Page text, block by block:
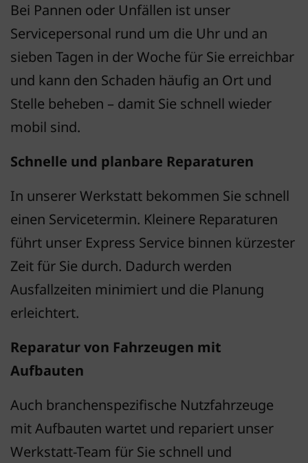
Bei Pannen oder Unfällen ist unser
Servicepersonal rund um die Uhr und an
sieben Tagen in der Woche für Sie erreichbar
und kann den Schaden häufig an Ort und
Stelle beheben – damit Sie schnell wieder
mobil sind.
Schnelle und planbare Reparaturen
In unserer Werkstatt bekommen Sie schnell
einen Servicetermin. Kleinere Reparaturen
führt unser Express Service binnen kürzester
Zeit für Sie durch. Dadurch werden
Ausfallzeiten minimiert und die Planung
erleichtert.
Reparatur von Fahrzeugen mit
Aufbauten
Auch branchenspezifische Nutzfahrzeuge
mit Aufbauten wartet und repariert unser
Werkstatt-Team für Sie schnell und